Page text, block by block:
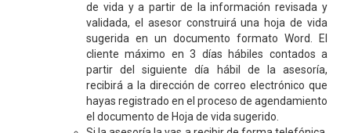
de vida y a partir de la información revisada y
validada, el asesor construirá una hoja de vida
sugerida en un documento formato Word. El
cliente máximo en 3 días hábiles contados a
partir del siguiente día hábil de la asesoría,
recibirá a la dirección de correo electrónico que
hayas registrado en el proceso de agendamiento
el documento de Hoja de vida sugerido.